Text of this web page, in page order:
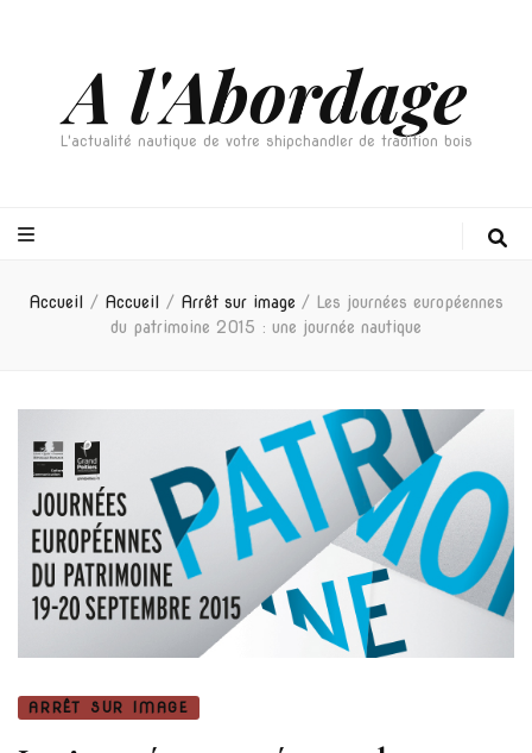
A l'Abordage
L'actualité nautique de votre shipchandler de tradition bois
Accueil / Accueil / Arrêt sur image / Les journées européennes
du patrimoine 2015 : une journée nautique
ARRÊT SUR IMAGE